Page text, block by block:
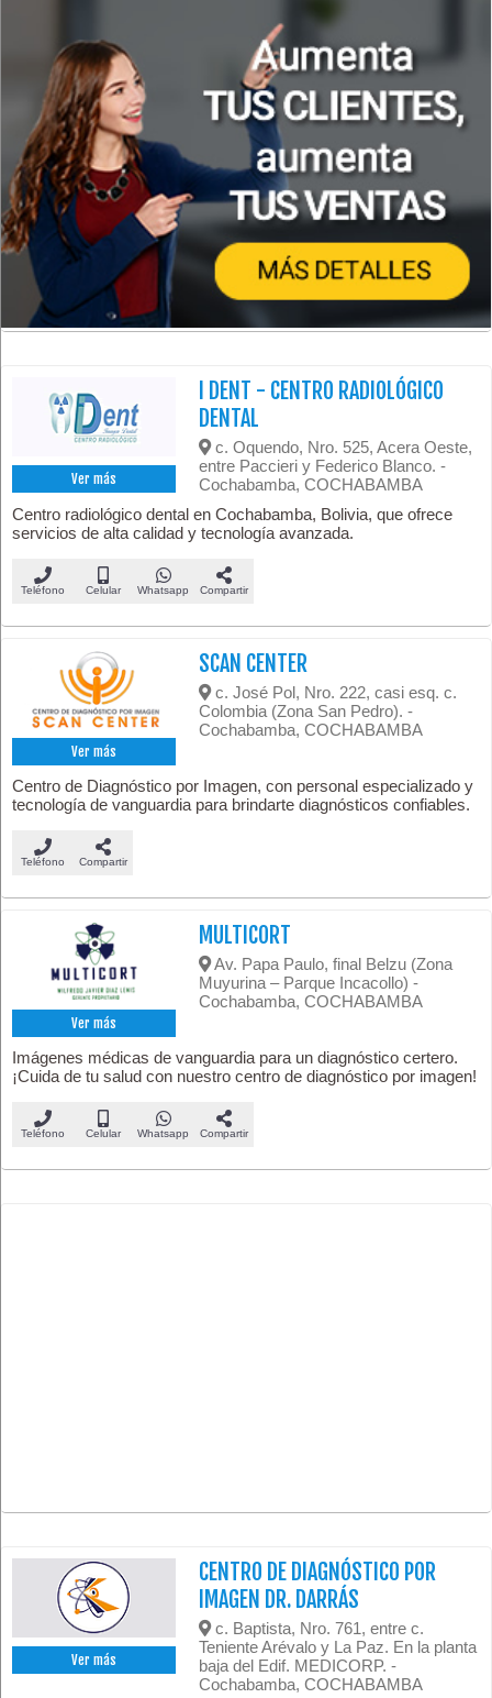
Ver más
I DENT - CENTRO RADIOLÓGICO
DENTAL
c. Oquendo, Nro. 525, Acera Oeste,
entre Paccieri y Federico Blanco. -
Cochabamba, COCHABAMBA
Centro radiológico dental en Cochabamba, Bolivia, que ofrece
servicios de alta calidad y tecnología avanzada.
Teléfono Celular Whatsapp Compartir
Ver más
SCAN CENTER
c. José Pol, Nro. 222, casi esq. c.
Colombia (Zona San Pedro). -
Cochabamba, COCHABAMBA
Centro de Diagnóstico por Imagen, con personal especializado y
tecnología de vanguardia para brindarte diagnósticos confiables.
Teléfono Compartir
Ver más
MULTICORT
Av. Papa Paulo, final Belzu (Zona
Muyurina – Parque Incacollo) -
Cochabamba, COCHABAMBA
Imágenes médicas de vanguardia para un diagnóstico certero.
¡Cuida de tu salud con nuestro centro de diagnóstico por imagen!
Teléfono Celular Whatsapp Compartir
Ver más
CENTRO DE DIAGNÓSTICO POR
IMAGEN DR. DARRÁS
c. Baptista, Nro. 761, entre c.
Teniente Arévalo y La Paz. En la planta
baja del Edif. MEDICORP. -
Cochabamba, COCHABAMBA